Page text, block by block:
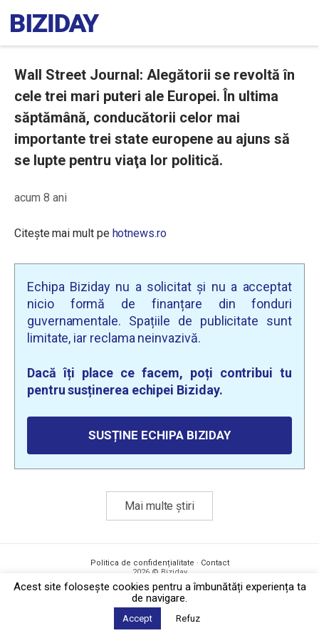
Wall Street Journal: Alegătorii se revoltă în
cele trei mari puteri ale Europei. În ultima
săptămână, conducătorii celor mai
importante trei state europene au ajuns să
se lupte pentru viaţa lor politică.
acum 8 ani
Citește mai mult pe hotnews.ro
Echipa Biziday nu a solicitat și nu a acceptat
nicio formă de finanțare din fonduri
guvernamentale. Spațiile de publicitate sunt
limitate, iar reclama neinvazivă.
Dacă îți place ce facem, poți contribui tu
pentru susținerea echipei Biziday.
SUSȚINE ECHIPA BIZIDAY
Mai multe știri
Politica de confidențialitate · Contact
2026 © Biziday
Acest site foloseşte cookies pentru a îmbunătăți experiența ta
de navigare.
Accept Refuz